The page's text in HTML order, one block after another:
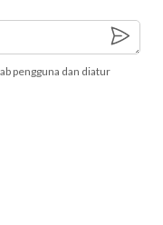
pengguna dan diatur